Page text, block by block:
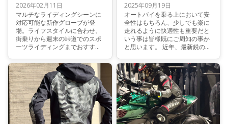
2026年02月11日
マルチなライディングシーンに
対応可能な新作グローブが登
場。ライフスタイルに合わせ、
街乗りから週末の峠道でのスポ
ーツライディングまでおすすめ
2025年09月19日
オートバイを乗る上において安
全性はもちろん、少しでも楽に
走れるように快適性も重要だと
いう事は皆様既にご周知の事か
と思います。 近年、最新鋭のオ
いいほどにライディングを補助
してくれる快適装備がついてい
ますね。 オートバイと同じでウ
ェアも、ライディングスタイル
に合わせたものを選ぶことでツ
ーリングをより快適に行う事が
できるものとなります。 今回の
ブログでは高い快適性と防水性